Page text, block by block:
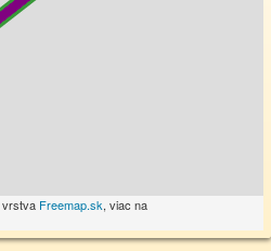
vrstva Freemap.sk, viac na